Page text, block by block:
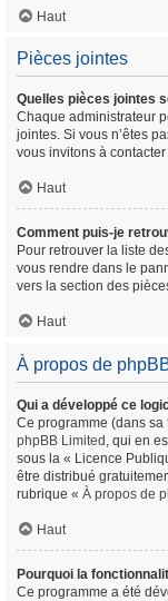
Haut
Pièces jointes
Quelles pièces jointes
Chaque administrateur
jointes. Si vous n’êtes
vous invitons à
Haut
Comment puis-je
Pour retrouver la liste
vous rendre dans le
vers la section des
Haut
À propos de
Qui a développé ce
Ce programme (dans
phpBB Limited , qui en
sous la « Licence
être distribué
rubrique « À propos de
Haut
Pourquoi la
Ce programme a été